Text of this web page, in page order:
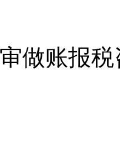
做账报